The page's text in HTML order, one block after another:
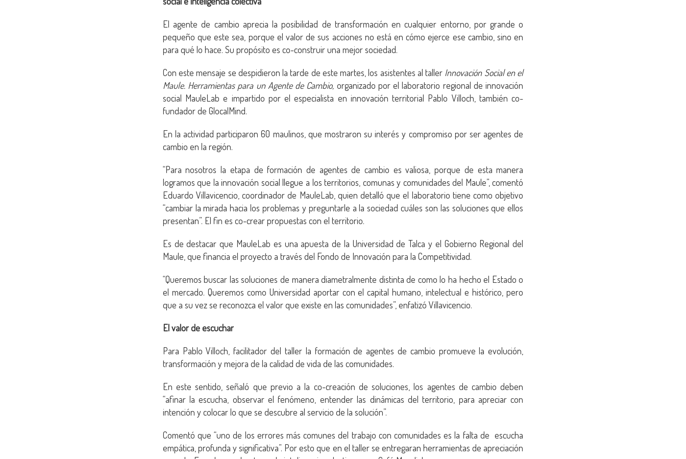
El agente de cambio aprecia la posibilidad de transformación en cualquier entorno, por grande o
pequeño que este sea, porque el valor de sus acciones no está en cómo ejerce ese cambio, sino en
para qué lo hace. Su propósito es co-construir una mejor sociedad.
Con este mensaje se despidieron la tarde de este martes, los asistentes al taller Innovación Social en el
Maule. Herramientas para un Agente de Cambio, organizado por el laboratorio regional de innovación
social MauleLab e impartido por el especialista en innovación territorial Pablo Villoch, también co-
fundador de GlocalMind.
En la actividad participaron 60 maulinos, que mostraron su interés y compromiso por ser agentes de
cambio en la región.
“Para nosotros la etapa de formación de agentes de cambio es valiosa, porque de esta manera
logramos que la innovación social llegue a los territorios, comunas y comunidades del Maule”, comentó
Eduardo Villavicencio, coordinador de MauleLab, quien detalló que el laboratorio tiene como objetivo
“cambiar la mirada hacia los problemas y preguntarle a la sociedad cuáles son las soluciones que ellos
presentan”. El fin es co-crear propuestas con el territorio.
Es de destacar que MauleLab es una apuesta de la Universidad de Talca y el Gobierno Regional del
Maule, que financia el proyecto a través del Fondo de Innovación para la Competitividad.
“Queremos buscar las soluciones de manera diametralmente distinta de como lo ha hecho el Estado o
el mercado. Queremos como Universidad aportar con el capital humano, intelectual e histórico, pero
que a su vez se reconozca el valor que existe en las comunidades”, enfatizó Villavicencio.
El valor de escuchar
Para Pablo Villoch, facilitador del taller la formación de agentes de cambio promueve la evolución,
transformación y mejora de la calidad de vida de las comunidades.
En este sentido, señaló que previo a la co-creación de soluciones, los agentes de cambio deben
“afinar la escucha, observar el fenómeno, entender las dinámicas del territorio, para apreciar con
intención y colocar lo que se descubre al servicio de la solución”.
Comentó que “uno de los errores más comunes del trabajo con comunidades es la falta de escucha
empática, profunda y significativa”. Por esto que en el taller se entregaran herramientas de apreciación